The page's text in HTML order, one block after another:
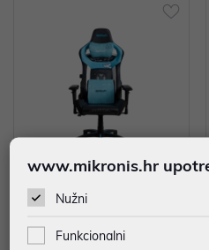
SPAWN GAMING CHAIR - TESL
A EDITION
329,99 €
www.mikronis.hr
Nužni
Funkcionalni